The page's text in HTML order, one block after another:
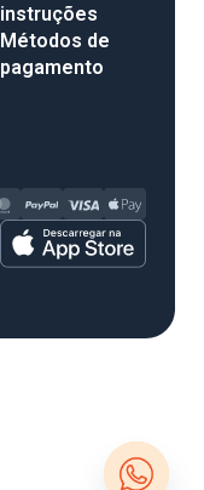
instruções
Métodos de
pagamento